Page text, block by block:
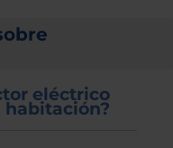
eléctrico
habitación?